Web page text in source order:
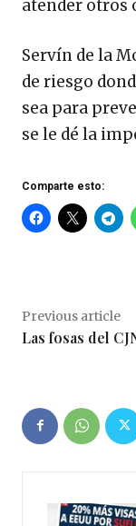
atender otros
Servín de la
de riesgo
sea para
se le dé la
Comparte esto:
Previous article
Las fosas del